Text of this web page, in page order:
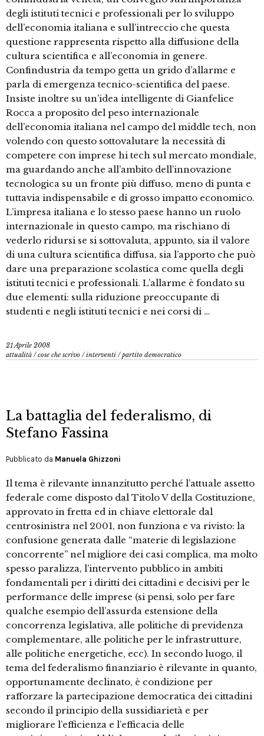
degli istituti tecnici e professionali per lo sviluppo
dell’economia italiana e sull’intreccio che questa
questione rappresenta rispetto alla diffusione della
cultura scientifica e all’economia in genere.
Confindustria da tempo getta un grido d’allarme e
parla di emergenza tecnico-scientifica del paese.
Insiste inoltre su un’idea intelligente di Gianfelice
Rocca a proposito del peso internazionale
dell’economia italiana nel campo del middle tech, non
volendo con questo sottovalutare la necessità di
competere con imprese hi tech sul mercato mondiale,
ma guardando anche all’ambito dell’innovazione
tecnologica su un fronte più diffuso, meno di punta e
tuttavia indispensabile e di grosso impatto economico.
L’impresa italiana e lo stesso paese hanno un ruolo
internazionale in questo campo, ma rischiano di
vederlo ridursi se si sottovaluta, appunto, sia il valore
di una cultura scientifica diffusa, sia l’apporto che può
dare una preparazione scolastica come quella degli
istituti tecnici e professionali. L’allarme è fondato su
due elementi: sulla riduzione preoccupante di
studenti e negli istituti tecnici e nei corsi di …
21 Aprile 2008
attualità /cose che scrivo /interventi /partito democratico
La battaglia del federalismo, di
Stefano Fassina
Pubblicato da Manuela Ghizzoni
Il tema è rilevante innanzitutto perché l’attuale assetto
federale come disposto dal Titolo V della Costituzione,
approvato in fretta ed in chiave elettorale dal
centrosinistra nel 2001, non funziona e va rivisto: la
confusione generata dalle “materie di legislazione
concorrente” nel migliore dei casi complica, ma molto
spesso paralizza, l’intervento pubblico in ambiti
fondamentali per i diritti dei cittadini e decisivi per le
performance delle imprese (si pensi, solo per fare
qualche esempio dell’assurda estensione della
concorrenza legislativa, alle politiche di previdenza
complementare, alle politiche per le infrastrutture,
alle politiche energetiche, ecc). In secondo luogo, il
tema del federalismo finanziario è rilevante in quanto,
opportunamente declinato, è condizione per
rafforzare la partecipazione democratica dei cittadini
secondo il principio della sussidiarietà e per
migliorare l’efficienza e l’efficacia delle